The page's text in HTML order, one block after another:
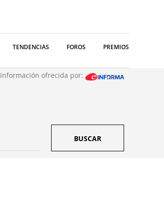
TENDENCIAS FOROS PREMIOS
Información ofrecida por:
BUSCAR